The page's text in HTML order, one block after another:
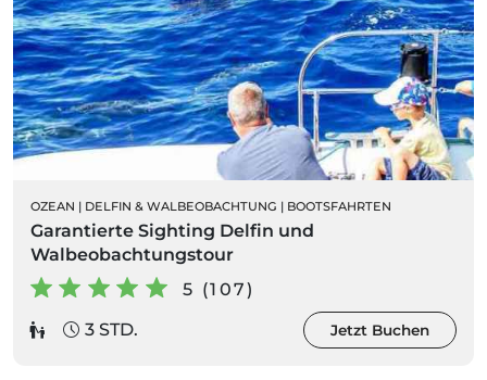
OZEAN | DELFIN & WALBEOBACHTUNG | BOOTSFAHRTEN
Garantierte Sighting Delfin und
Walbeobachtungstour
5 (107)
3 STD.
Jetzt Buchen